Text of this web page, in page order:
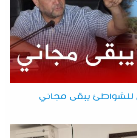
للشواطئ يبقى مجاني